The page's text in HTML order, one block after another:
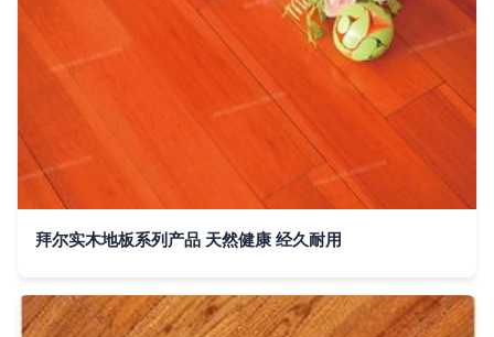
拜尔实木地板系列产品 天然健康 经久耐用